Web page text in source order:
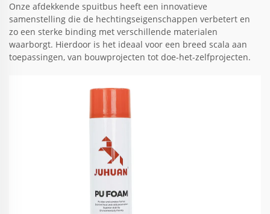
Onze afdekkende spuitbus heeft een innovatieve
samenstelling die de hechtingseigenschappen verbetert en
zo een sterke binding met verschillende materialen
waarborgt. Hierdoor is het ideaal voor een breed scala aan
toepassingen, van bouwprojecten tot doe-het-zelfprojecten.